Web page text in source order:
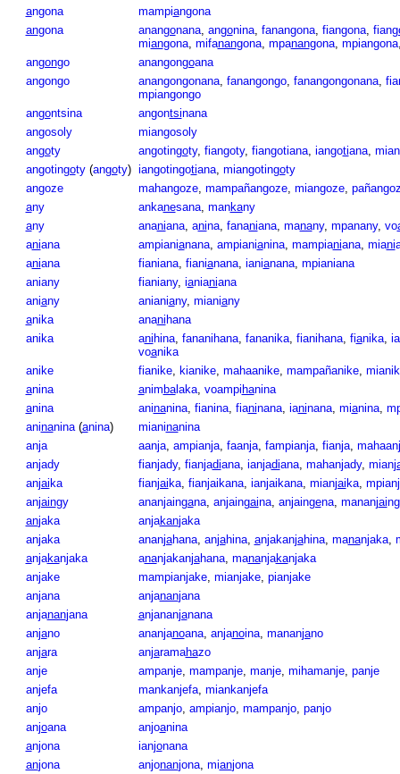
angona mampiangona
angona anangonana, angonina, fanangona, fiangona, fian
miangona, mifanangona, mpanangona, mpiangona
angongo anangongoana
angongo
anangongonana, fanangongo, fanangongonana,
mpiangongo
angontsina angontsinana
angosoly
miangosoly
angoty angotingoty, fiangoty, fiangotiana, iangotiana, mian
angotingoty(angoty) iangotingotiana, miangotingoty
angoze
mahangoze, mampañangoze, miangoze,
any ankanesana, mankany
any ananiana, anina, fananiana, manany, mpanany, vo
aniana ampianianana, ampianianina, mampianiana, miani
aniana fianiana, fianianana, ianianana, mpianiana
aniany
fianiany, ianianiana
aniany anianiany, mianiany
anika anani hana
anika
ani hina, fananihana, fananika, fianihana, fianika,
voanika
anike
fianike, kianike, mahaanike, mampañanike,
anina anim balaka, voampi hanina
anina aninanina, fianina, fianinana, ianinana, mianina,
aninanina(anina) mianinanina
anja
aanja, ampianja, faanja, fampianja, fianja,
anjady
fianjady, fianjadiana, ianjadiana, mahanjady, mian
anjai ka fianjai ka, fianjaikana, ianjaikana, mianjai ka,
anjaingy ananjaingana, anjaingaina, anjaingena, mananjai
anjaka anjakanjaka
anjaka
ananjahana, anjahina, anjakanjahina, mananjaka,
anjakanjaka ananjakanjahana, mananjakanjaka
anjake
mampianjake, mianjake, pianjake
anjana
anjananjana
anjananjana anjananjanana
anjano ananjanoana, anjanoina, mananjano
anjara anjaramahazo
anje
ampanje, mampanje, manje, mihamanje, panje
anjefa
mankanjefa, miankanjefa
anjo
ampanjo, ampianjo, mampanjo, panjo
anjoana anjoanina
anjona ianjonana
anjona anjonanjona, mianjona